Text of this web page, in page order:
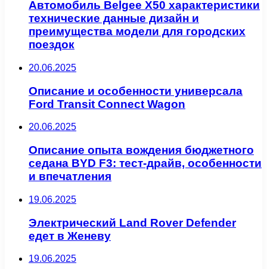
Автомобиль Belgee X50 характеристики
технические данные дизайн и
преимущества модели для городских
поездок
20.06.2025
Описание и особенности универсала
Ford Transit Connect Wagon
20.06.2025
Описание опыта вождения бюджетного
седана BYD F3: тест-драйв, особенности
и впечатления
19.06.2025
Электрический Land Rover Defender
едет в Женеву
19.06.2025